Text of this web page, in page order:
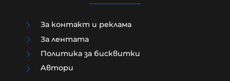
За контакт и реклама
За лентата
Политика за бисквитки
Aвтори